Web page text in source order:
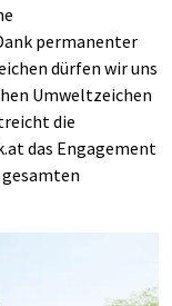
permanenter
dürfen wir uns
Umweltzeichen
die
das Engagement